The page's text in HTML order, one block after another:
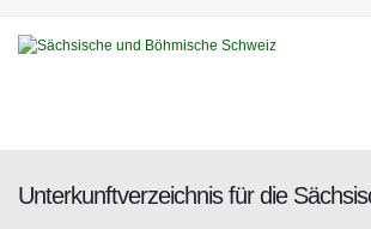
Unterkunftverzeichnis für die